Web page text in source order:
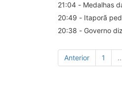
21:04 - Medalhas
20:49 - Itaporã
20:38 - Governo
Anterior 1